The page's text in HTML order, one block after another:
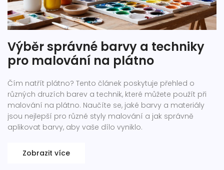
Výběr správné barvy a techniky
pro malování na plátno
Čím natřít plátno? Tento článek poskytuje přehled o
různých druzích barev a technik, které můžete použít při
malování na plátno. Naučíte se, jaké barvy a materiály
jsou nejlepší pro různé styly malování a jak správně
aplikovat barvy, aby vaše dílo vyniklo.
Zobrazit více